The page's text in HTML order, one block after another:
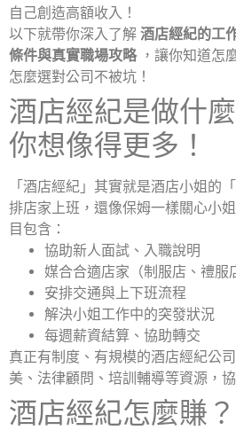
自己創造高額收入！
以下就帶你深入了解 酒店經紀的工
條件與真實職場攻略，讓你知道怎
怎麼選對公司不被坑！
酒店經紀是做什
你想像得更多！
「酒店經紀」其實就是酒店小姐的
排店家上班，還像保姆一樣關心小
目包含：
協助新人面試、入職說明
媒合合適店家（制服店、禮服
安排交通與上下班流程
解決小姐工作中的突發狀況
每週薪資結算、協助轉交
真正有制度、有規模的酒店經紀公
美、法律顧問、培訓輔導等資源，
酒店經紀怎麼賺